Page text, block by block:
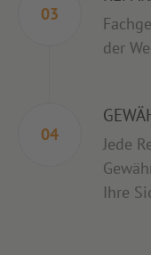
03
der
04
Jede
Ihre